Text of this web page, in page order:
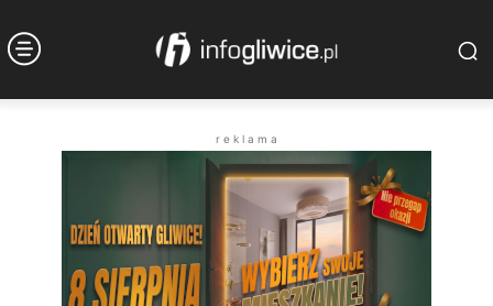
r e k l a m a